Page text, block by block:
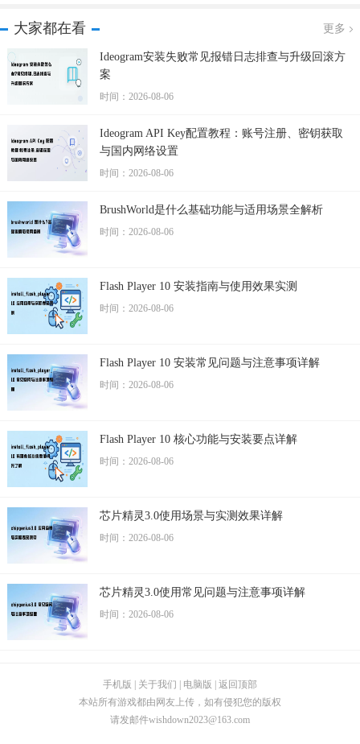
大家都在看 更多
Ideogram安装失败常见报错日志排查与升级回滚方
案
时间：2026-08-06
Ideogram API Key配置教程：账号注册、密钥获取
与国内网络设置
时间：2026-08-06
BrushWorld是什么基础功能与适用场景全解析
时间：2026-08-06
Flash Player 10 安装指南与使用效果实测
时间：2026-08-06
Flash Player 10 安装常见问题与注意事项详解
时间：2026-08-06
Flash Player 10 核心功能与安装要点详解
时间：2026-08-06
芯片精灵3.0使用场景与实测效果详解
时间：2026-08-06
芯片精灵3.0使用常见问题与注意事项详解
时间：2026-08-06
手机版 | 关于我们 | 电脑版 | 返回顶部
本站所有游戏都由网友上传，如有侵犯您的版权
请发邮件wishdown2023@163.com